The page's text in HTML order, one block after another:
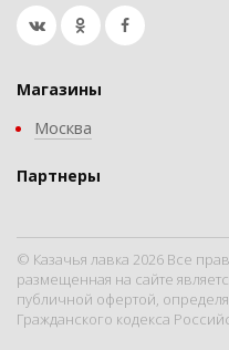
Магазины
Москва
Партнеры
© Казачья лавка 2026 Все
размещенная на сайте
публичной офертой,
Гражданского кодекса